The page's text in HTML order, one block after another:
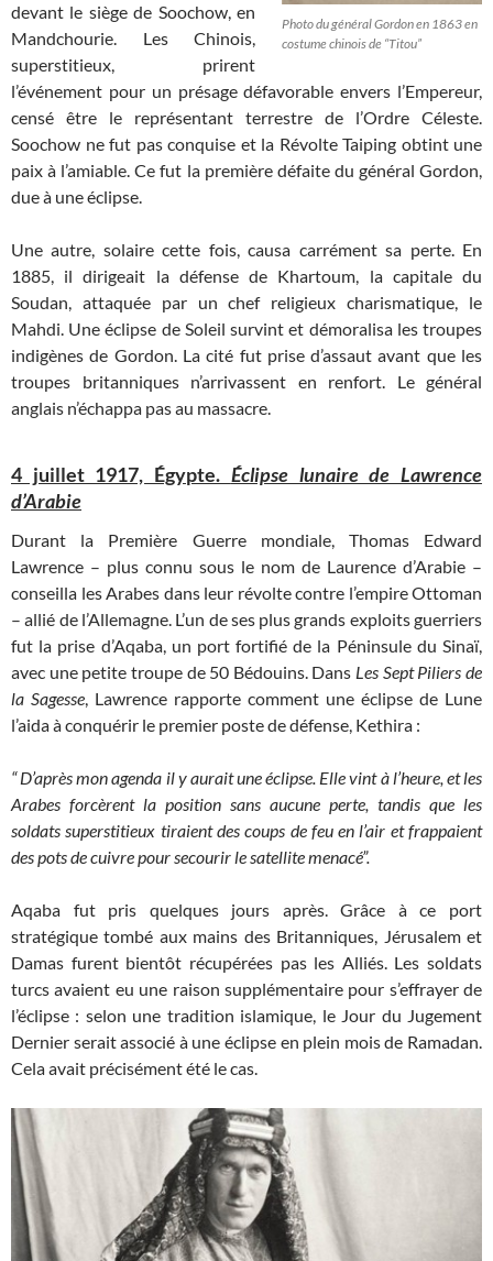
Photo du général Gordon en 1863 en
costume chinois de “Titou”
devant le siège de Soochow, en
Mandchourie. Les Chinois,
superstitieux, prirent
l’événement pour un présage défavorable envers l’Empereur,
censé être le représentant terrestre de l’Ordre Céleste.
Soochow ne fut pas conquise et la Révolte Taiping obtint une
paix à l’amiable. Ce fut la première défaite du général Gordon,
due à une éclipse.
Une autre, solaire cette fois, causa carrément sa perte. En
1885, il dirigeait la défense de Khartoum, la capitale du
Soudan, attaquée par un chef religieux charismatique, le
Mahdi. Une éclipse de Soleil survint et démoralisa les troupes
indigènes de Gordon. La cité fut prise d’assaut avant que les
troupes britanniques n’arrivassent en renfort. Le général
anglais n’échappa pas au massacre.
4 juillet 1917, Égypte. Éclipse lunaire de Lawrence
d’Arabie
Durant la Première Guerre mondiale, Thomas Edward
Lawrence – plus connu sous le nom de Laurence d’Arabie –
conseilla les Arabes dans leur révolte contre l’empire Ottoman
– allié de l’Allemagne. L’un de ses plus grands exploits guerriers
fut la prise d’Aqaba, un port fortifié de la Péninsule du Sinaï,
avec une petite troupe de 50 Bédouins. Dans Les Sept Piliers de
la Sagesse, Lawrence rapporte comment une éclipse de Lune
l’aida à conquérir le premier poste de défense, Kethira :
“ D’après mon agenda il y aurait une éclipse. Elle vint à l’heure, et les
Arabes forcèrent la position sans aucune perte, tandis que les
soldats superstitieux tiraient des coups de feu en l’air et frappaient
des pots de cuivre pour secourir le satellite menacé”.
Aqaba fut pris quelques jours après. Grâce à ce port
stratégique tombé aux mains des Britanniques, Jérusalem et
Damas furent bientôt récupérées pas les Alliés. Les soldats
turcs avaient eu une raison supplémentaire pour s’effrayer de
l’éclipse : selon une tradition islamique, le Jour du Jugement
Dernier serait associé à une éclipse en plein mois de Ramadan.
Cela avait précisément été le cas.